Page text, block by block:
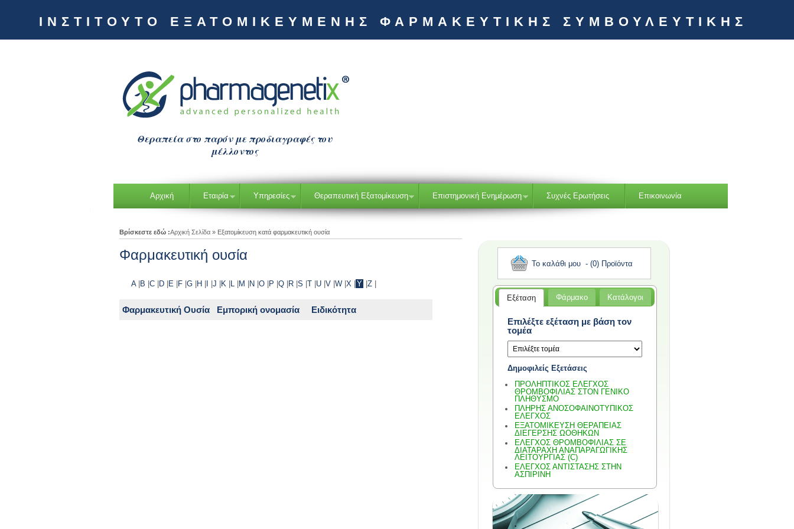
ΙΝΣΤΙΤΟΥΤΟ ΕΞΑΤΟΜΙΚΕΥΜΕΝΗΣ ΦΑΡΜΑΚΕΥΤΙΚΗΣ ΣΥΜΒΟΥΛΕΥΤΙΚΗΣ
Θεραπεία στο παρόν με προδιαγραφές του
μέλλοντος
Αρχική Εταιρία Υπηρεσίες Θεραπευτική Εξατομίκευση Επιστημονική Ενημέρωση Συχνές Ερωτήσεις Επικοινωνία
Βρίσκεστε εδώ :Αρχική Σελίδα » Εξατομίκευση κατά φαρμακευτική ουσία
Φαρμακευτική ουσία
A| B C D E F G H J K L M N O P Q R S T U V W X Y Z
Φαρμακευτική Ουσία Εμπορική ονομασία Ειδικότητα
Το καλάθι μου - (0) Προϊόντα
Εξέταση Φάρμακo Κατάλογοι
Επιλέξτε εξέταση με βάση τον
τομέα
Δημοφιλείς Εξετάσεις
ΠΡΟΛΗΠΤΙΚΟΣ ΕΛΕΓΧΟΣ
ΘΡΟΜΒΟΦΙΛΙΑΣ ΣΤΟΝ ΓΕΝΙΚΟ
ΠΛΗΘΥΣΜΟ
ΠΛΗΡΗΣ ΑΝΟΣΟΦΑΙΝΟΤΥΠΙΚΟΣ
ΕΛΕΓΧΟΣ
ΕΞΑΤΟΜΙΚΕΥΣΗ ΘΕΡΑΠΕΙΑΣ
ΔΙΕΓΕΡΣΗΣ ΩΟΘΗΚΩΝ
ΕΛΕΓΧΟΣ ΘΡΟΜΒΟΦΙΛΙΑΣ ΣΕ
ΔΙΑΤΑΡΑΧΗ ΑΝΑΠΑΡΑΓΩΓΙΚΗΣ
ΛΕΙΤΟΥΡΓΙΑΣ (C)
ΕΛΕΓΧΟΣ ΑΝΤΙΣΤΑΣΗΣ ΣΤΗΝ
ΑΣΠΙΡΙΝΗ